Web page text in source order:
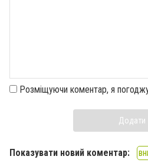
Розміщуючи коментар, я
Додати
Показувати новий коментар: